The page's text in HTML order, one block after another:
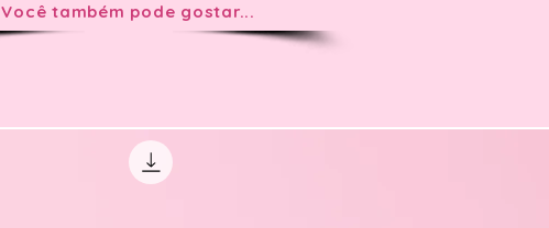
Você também pode gostar...